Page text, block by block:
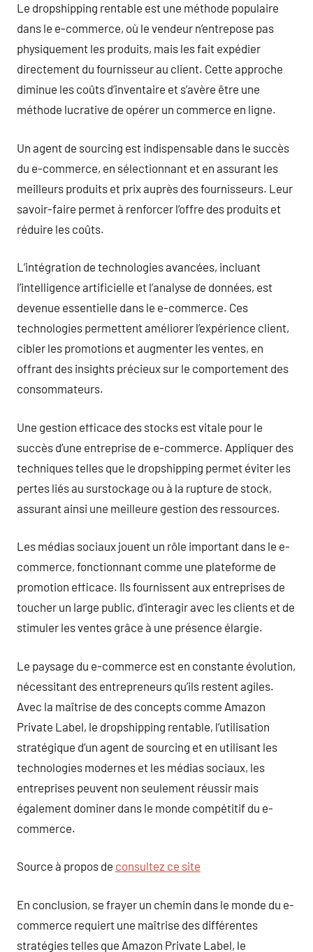
Le dropshipping rentable est une méthode populaire
dans le e-commerce, où le vendeur n’entrepose pas
physiquement les produits, mais les fait expédier
directement du fournisseur au client. Cette approche
diminue les coûts d’inventaire et s’avère être une
méthode lucrative de opérer un commerce en ligne.
Un agent de sourcing est indispensable dans le succès
du e-commerce, en sélectionnant et en assurant les
meilleurs produits et prix auprès des fournisseurs. Leur
savoir-faire permet à renforcer l’offre des produits et
réduire les coûts.
L’intégration de technologies avancées, incluant
l’intelligence artificielle et l’analyse de données, est
devenue essentielle dans le e-commerce. Ces
technologies permettent améliorer l’expérience client,
cibler les promotions et augmenter les ventes, en
offrant des insights précieux sur le comportement des
consommateurs.
Une gestion efficace des stocks est vitale pour le
succès d’une entreprise de e-commerce. Appliquer des
techniques telles que le dropshipping permet éviter les
pertes liés au surstockage ou à la rupture de stock,
assurant ainsi une meilleure gestion des ressources.
Les médias sociaux jouent un rôle important dans le e-
commerce, fonctionnant comme une plateforme de
promotion efficace. Ils fournissent aux entreprises de
toucher un large public, d’interagir avec les clients et de
stimuler les ventes grâce à une présence élargie.
Le paysage du e-commerce est en constante évolution,
nécessitant des entrepreneurs qu’ils restent agiles.
Avec la maîtrise de des concepts comme Amazon
Private Label, le dropshipping rentable, l’utilisation
stratégique d’un agent de sourcing et en utilisant les
technologies modernes et les médias sociaux, les
entreprises peuvent non seulement réussir mais
également dominer dans le monde compétitif du e-
commerce.
Source à propos de consultez ce site
En conclusion, se frayer un chemin dans le monde du e-
commerce requiert une maîtrise des différentes
stratégies telles que Amazon Private Label, le